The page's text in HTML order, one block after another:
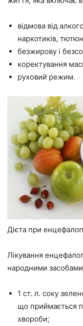
відмова від
наркотиків,
безжирову і
коректування
руховий режим.
Дієта при
Лікування
народними
1 ст. л. соку
що приймається
хвороби;